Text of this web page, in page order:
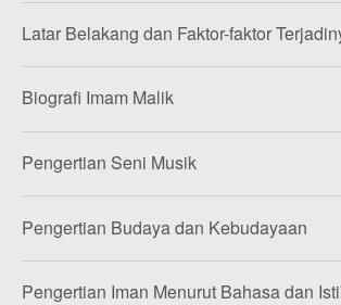
Latar Belakang dan Faktor-faktor
Biografi Imam Malik
Pengertian Seni Musik
Pengertian Budaya dan Kebudayaan
Pengertian Iman Menurut Bahasa dan